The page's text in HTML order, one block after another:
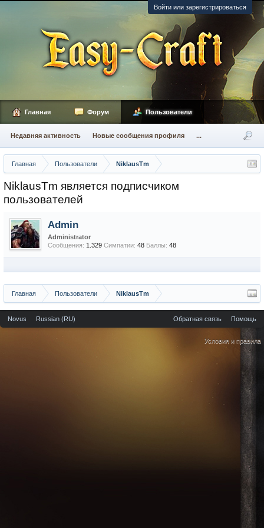
Войти или зарегистрироваться
Главная Пользователи NiklausTm
NiklausTm является подписчиком
пользователей
Admin
Administrator
Сообщения: 1.329 Симпатии: 48 Баллы: 48
Главная Пользователи NiklausTm
Главная Форум Пользователи
Недавняя активность Новые сообщения профиля ...
Novus Russian (RU) Обратная связь Помощь
Условия и правила